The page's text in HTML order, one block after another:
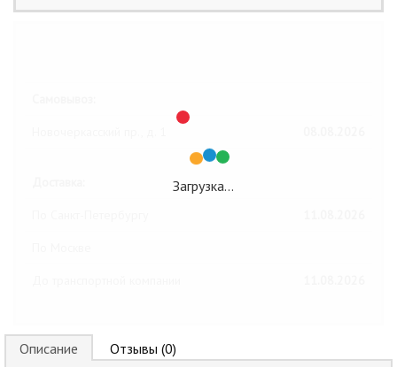
Загрузка…
Описание Отзывы (0)